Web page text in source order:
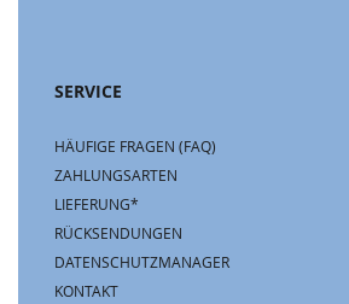
SERVICE
HÄUFIGE FRAGEN (FAQ)
ZAHLUNGSARTEN
LIEFERUNG*
RÜCKSENDUNGEN
DATENSCHUTZMANAGER
KONTAKT